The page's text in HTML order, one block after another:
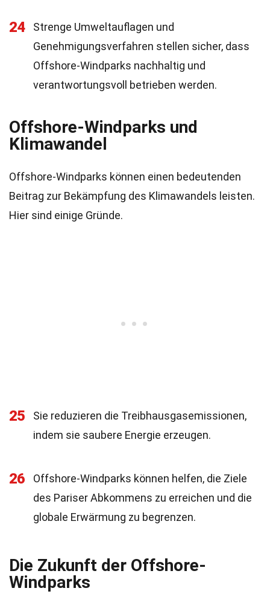
24
Strenge Umweltauflagen und
Genehmigungsverfahren stellen sicher, dass
Offshore-Windparks nachhaltig und
verantwortungsvoll betrieben werden.
Offshore-Windparks und
Klimawandel
Offshore-Windparks können einen bedeutenden
Beitrag zur Bekämpfung des Klimawandels leisten.
Hier sind einige Gründe.
25
Sie reduzieren die Treibhausgasemissionen,
indem sie saubere Energie erzeugen.
26
Offshore-Windparks können helfen, die Ziele
des Pariser Abkommens zu erreichen und die
globale Erwärmung zu begrenzen.
Die Zukunft der Offshore-
Windparks